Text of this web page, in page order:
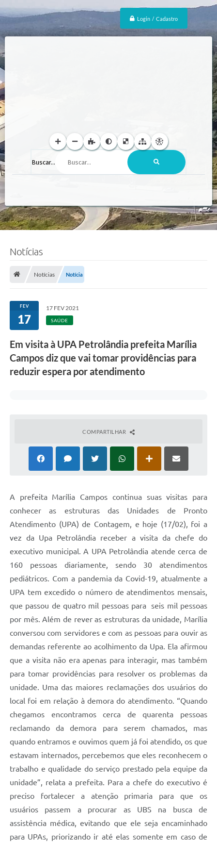
Login / Cadastro
Buscar...
Notícias
Notícias Notícia
FEV
17
17 FEV 2021
SAÚDE
Em visita à UPA Petrolândia prefeita Marília
Campos diz que vai tomar providências para
reduzir espera por atendimento
COMPARTILHAR
A prefeita Marília Campos continua suas visitas para
conhecer as estruturas das Unidades de Pronto
Atendimento (UPA) de Contagem, e hoje (17/02), foi a
vez da Upa Petrolândia receber a visita da chefe do
executivo municipal. A UPA Petrolândia atende cerca de
160 pessoas diariamente, sendo 30 atendimentos
pediátricos. Com a pandemia da Covid-19, atualmente a
UPA tem excedido o número de atendimentos mensais,
que passou de quatro mil pessoas para seis mil pessoas
por mês. Além de rever as estruturas da unidade, Marília
conversou com servidores e com as pessoas para ouvir as
demandas referente ao acolhimento da Upa. Ela afirmou
que a visita não era apenas para interagir, mas também
para tomar providências para resolver os problemas da
unidade. Uma das maiores reclamações dos usuários do
local foi em relação à demora do atendimento. “Quando
chegamos encontramos cerca de quarenta pessoas
reclamando da demora para serem chamados, mas
quando entramos e ouvimos quem já foi atendido, os que
estavam internados, percebemos que eles reconhecem o
trabalho e qualidade do serviço prestado pela equipe da
unidade”, relata a prefeita. Para a chefe do executivo é
preciso fortalecer a atenção primaria para que os
usuários passem a procurar as UBS na busca de
assistência médica, evitando que ele seja encaminhado
para UPAs, priorizando ir até elas somente em caso de